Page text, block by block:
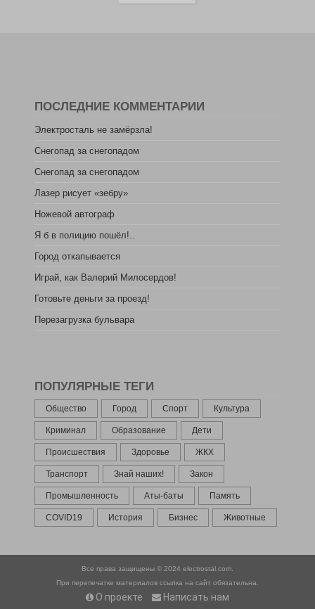
ПОСЛЕДНИЕ КОММЕНТАРИИ
Электросталь не замёрзла!
Снегопад за снегопадом
Снегопад за снегопадом
Лазер рисует «зебру»
Ножевой автограф
Я б в полицию пошёл!..
Город откапывается
Играй, как Валерий Милосердов!
Готовьте деньги за проезд!
Перезагрузка бульвара
ПОПУЛЯРНЫЕ ТЕГИ
Общество Город Спорт Культура
Криминал Образование Дети
Происшествия Здоровье ЖКХ
Транспорт Знай наших! Закон
Промышленность Аты-баты Память
COVID19 История Бизнес Животные
Все права защищены © 2024 electrostal.com.
При перепечатке материалов ссылка на сайт обязательна.
О проекте Написать нам